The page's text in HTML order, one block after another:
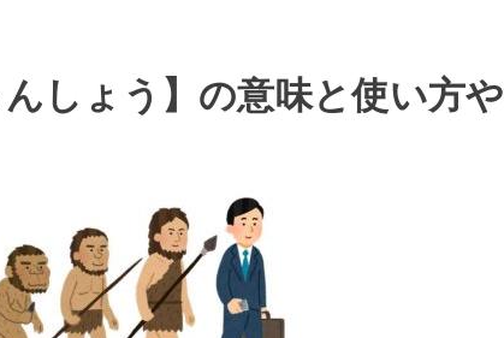
しょう】の意味と使い方や